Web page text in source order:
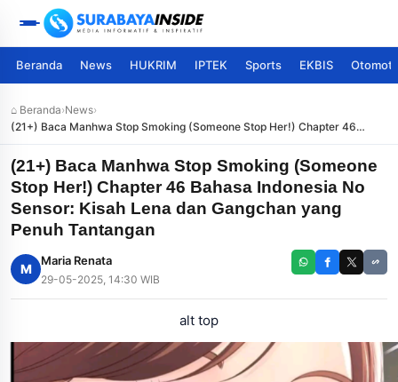
Beranda News HUKRIM IPTEK Sports EKBIS
⌂ Beranda›News›
(21+) Baca Manhwa Stop Smoking (Someone Stop Her!) Chapter 46
Bahasa Indonesia No Sensor: Kisah Lena dan Gangchan yang Penuh
Tantangan
(21+) Baca Manhwa Stop Smoking (Someone
Stop Her!) Chapter 46 Bahasa Indonesia No
Sensor: Kisah Lena dan Gangchan yang
Penuh Tantangan
M
Maria Renata
29-05-2025, 14:30 WIB
alt top